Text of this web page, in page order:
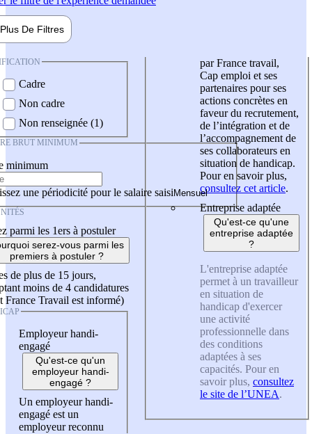
Plus De Filtres
Cadre
Non cadre
Non renseignée (1)
BRUT MINIMUM
minimum
une périodicité pour le salaire saisi
parmi les 1ers à postuler
serez-vous parmi les
premiers à postuler ?
de plus de 15 jours,
moins de 4 candidatures
France Travail est informé)
Employeur handi-
engagé
Qu'est-ce qu'un
employeur handi-
engagé ?
Un employeur handi-
engagé est un
employeur reconnu
par France travail,
Cap emploi et ses
partenaires pour ses
actions concrètes en
faveur du recrutement,
de l’intégration et de
l’accompagnement de
ses collaborateurs en
situation de handicap.
Pour en savoir plus,
consultez cet article.
Entreprise adaptée
Qu'est-ce qu'une
entreprise adaptée
?
L'entreprise adaptée
permet à un travailleur
en situation de
handicap d'exercer
une activité
professionnelle dans
des conditions
adaptées à ses
capacités. Pour en
savoir plus, consultez
le site de l’UNEA.